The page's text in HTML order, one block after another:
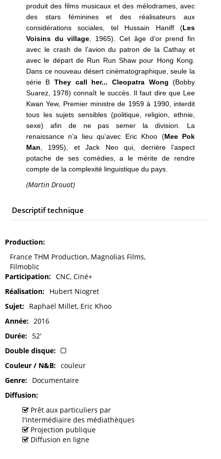
produit des films musicaux et des mélodrames, avec
des stars féminines et des réalisateurs aux
considérations sociales, tel Hussain Haniff (Les
Voisins du village, 1965). Cet âge d’or prend fin
avec le crash de l’avion du patron de la Cathay et
avec le départ de Run Run Shaw pour Hong Kong.
Dans ce nouveau désert cinématographique, seule la
série BThey call her... Cleopatra Wong (Bobby
Suarez, 1978) connaît le succès. Il faut dire que Lee
Kwan Yew, Premier ministre de 1959 à 1990, interdit
tous les sujets sensibles (politique, religion, ethnie,
sexe) afin de ne pas semer la division. La
renaissance n’a lieu qu’avec Eric Khoo (Mee Pok
Man, 1995), et Jack Neo qui, derrière l’aspect
potache de ses comédies, a le mérite de rendre
compte de la complexité linguistique du pays.
(Martin Drouot)
Descriptif technique
Production
France THM Production, Magnolias Films,
Filmoblic
Participation
CNC, Ciné+
Réalisation
Hubert Niogret
Sujet
Raphaël Millet, Eric Khoo
Année
2016
Durée
52'
Double disque
Couleur / N&B
couleur
Genre
Documentaire
Diffusion
Prêt aux particuliers par
l'intermédiaire des médiathèques
Projection publique
Diffusion en ligne